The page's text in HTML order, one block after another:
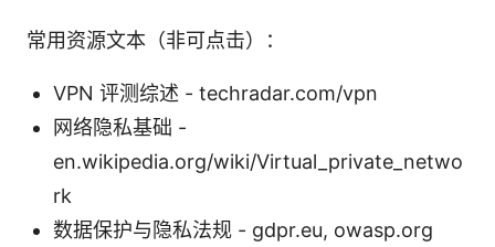
常用资源文本（非可点击）：
VPN 评测综述 - techradar.com/vpn
网络隐私基础 -
en.wikipedia.org/wiki/Virtual_private_netwo
rk
数据保护与隐私法规 - gdpr.eu, owasp.org